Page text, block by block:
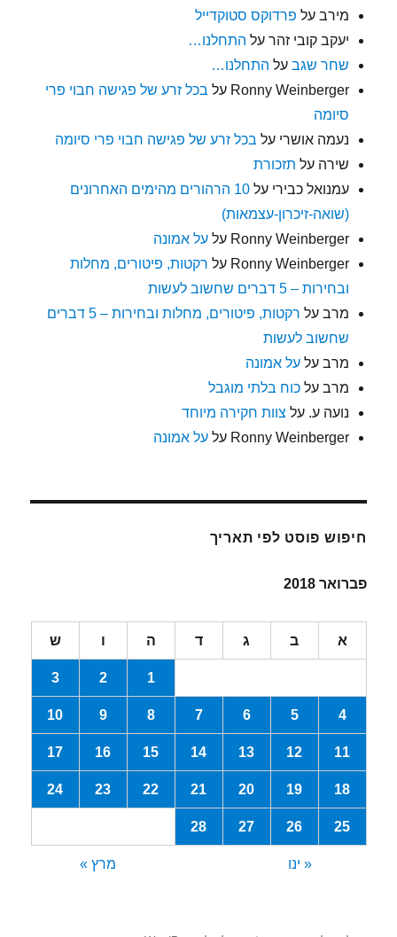
מירב על פרדוקס סטוקדייל
יעקב קובי זהר על התחלנו…
שחר שגב על התחלנו…
Ronny Weinberger על בכל זרע של פגישה חבוי פרי
סיומה
נעמה אושרי על בכל זרע של פגישה חבוי פרי סיומה
שירה על תזכורת
עמנואל כבירי על
10 הרהורים מהימים האחרונים
(שואה-זיכרון-עצמאות)
Ronny Weinberger עלעל אמונה
Ronny Weinberger על רקטות, פיטורים, מחלות
ובחירות – 5 דברים שחשוב לעשות
מרב על
רקטות, פיטורים, מחלות ובחירות – 5 דברים
שחשוב לעשות
מרב עלעל אמונה
מרב עלכוח בלתי מוגבל
נועה ע. על צוות חקירה מיוחד
Ronny Weinberger עלעל אמונה
חיפוש פוסט לפי תאריך
פברואר 2018
א ב ג ד ה ו ש
1
2
3
4
5
6
7
8
9
10
11
12
13
14
15
16
17
18
19
20
21
22
23
24
25
26
27
28
« ינו מרץ »